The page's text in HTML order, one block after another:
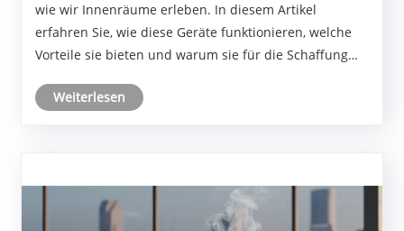
wie wir Innenräume erleben. In diesem Artikel
erfahren Sie, wie diese Geräte funktionieren, welche
Vorteile sie bieten und warum sie für die Schaffung
Atmosphäre in Ihrem Zuhause unverzichtbar werden.
Weiterlesen